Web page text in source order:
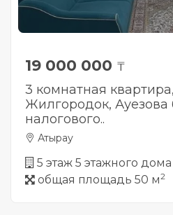
19 000 000 ₸
3 комнатная
Жилгородок, Ауезова
налогового..
Атырау
5 этаж 5 этажного дома
общая площадь 50 м2